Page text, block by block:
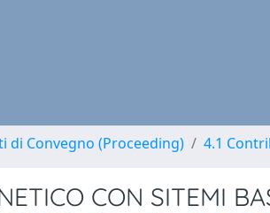
di Convegno (Proceeding) 4.1
CON SITEMI